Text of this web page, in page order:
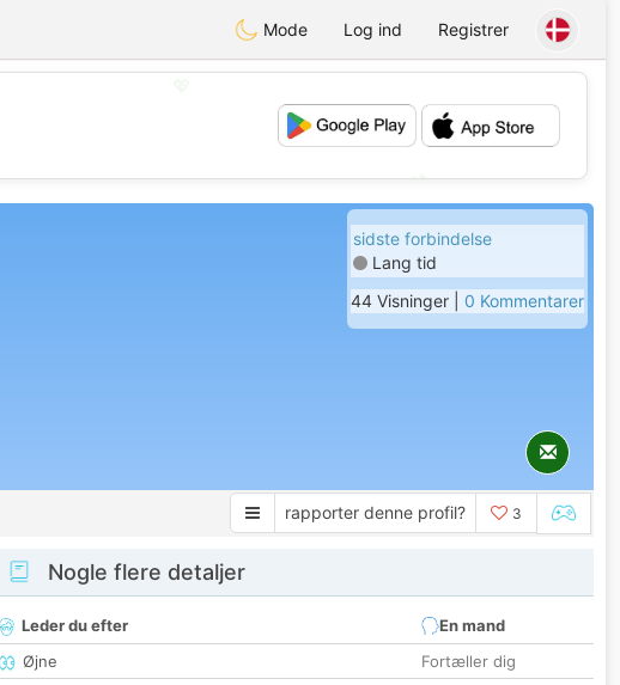
Mode Log ind Registrer
💕
sidste forbindelse
Lang tid
44 Visninger | 0 Kommentarer
rapporter denne profil? 3
Nogle flere detaljer
Leder du efter
En mand
Øjne
Fortæller dig